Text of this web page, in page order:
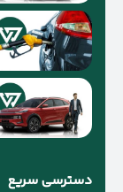
دسترسی سریع